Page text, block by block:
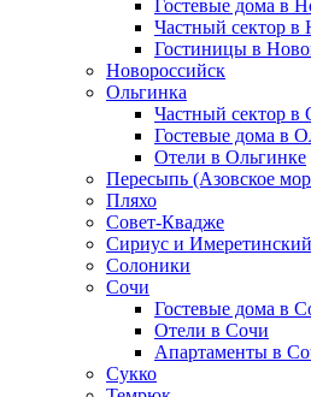
Гостевые дома в
Частный сектор в
Гостиницы в
Новороссийск
Ольгинка
Частный сектор в
Гостевые дома в
Отели в Ольгинке
Пересыпь (Азовское
Пляхо
Совет-Квадже
Сириус и
Солоники
Сочи
Гостевые дома в
Отели в Сочи
Апартаменты в
Сукко